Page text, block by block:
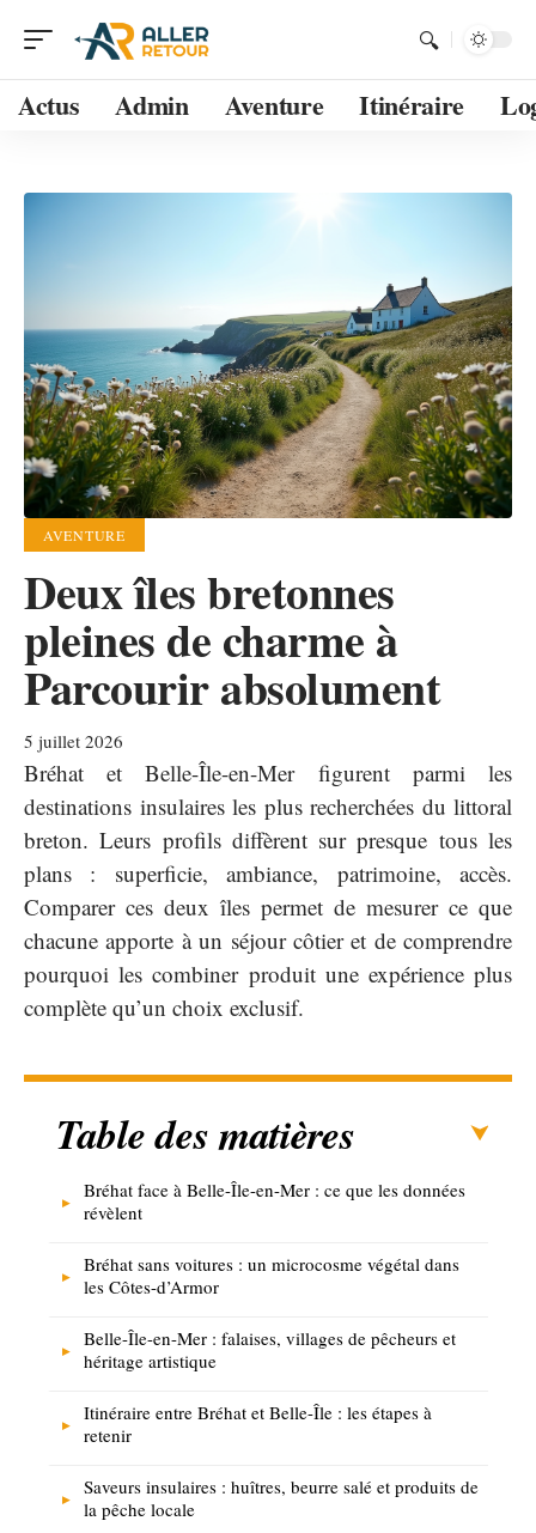
Actus Admin Aventure Itinéraire
AVENTURE
Deux îles bretonnes
pleines de charme à
Parcourir absolument
5 juillet 2026
Bréhat et Belle-Île-en-Mer figurent parmi les
destinations insulaires les plus recherchées du littoral
breton. Leurs profils diffèrent sur presque tous les
plans : superficie, ambiance, patrimoine, accès.
Comparer ces deux îles permet de mesurer ce que
chacune apporte à un séjour côtier et de comprendre
pourquoi les combiner produit une expérience plus
complète qu’un choix exclusif.
Table des matières
Bréhat face à Belle-Île-en-Mer : ce que les données
révèlent
Bréhat sans voitures : un microcosme végétal dans
les Côtes-d’Armor
Belle-Île-en-Mer : falaises, villages de pêcheurs et
héritage artistique
Itinéraire entre Bréhat et Belle-Île : les étapes à
retenir
Saveurs insulaires : huîtres, beurre salé et produits de
la pêche locale